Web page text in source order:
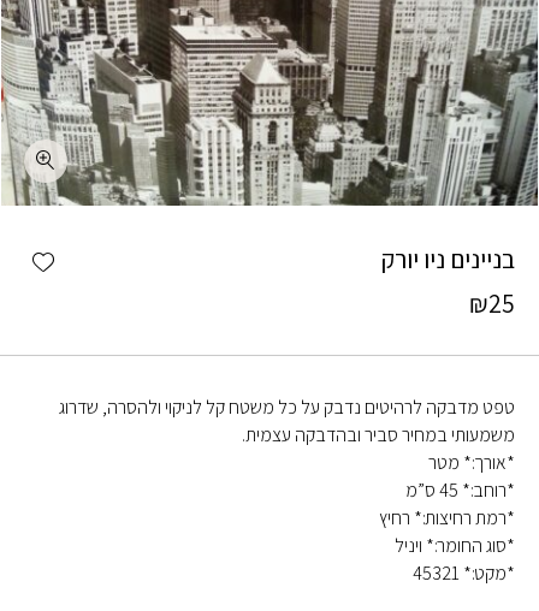
בניינים ניו יורק
₪25
טפט מדבקה לרהיטים נדבק על כל משטח קל לניקוי ולהסרה, שדרוג
משמעותי במחיר סביר ובהדבקה עצמית.
*אורך:* מטר
*רוחב:* 45 ס”מ
*רמת רחיצות:* רחיץ
*סוג החומר:* ויניל
*מקט:* 45321